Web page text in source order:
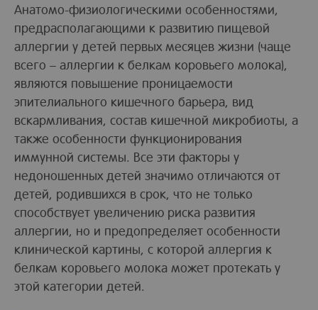
Анатомо-физиологическими особенностями,
предрасполагающими к развитию пищевой
аллергии у детей первых месяцев жизни (чаще
всего – аллергии к белкам коровьего молока),
являются повышение проницаемости
эпителиального кишечного барьера, вид
вскармливания, состав кишечной микробиоты, а
также особенности функционирования
иммунной системы. Все эти факторы у
недоношенных детей значимо отличаются от
детей, родившихся в срок, что не только
способствует увеличению риска развития
аллергии, но и предопределяет особенности
клинической картины, с которой аллергия к
белкам коровьего молока может протекать у
этой категории детей.